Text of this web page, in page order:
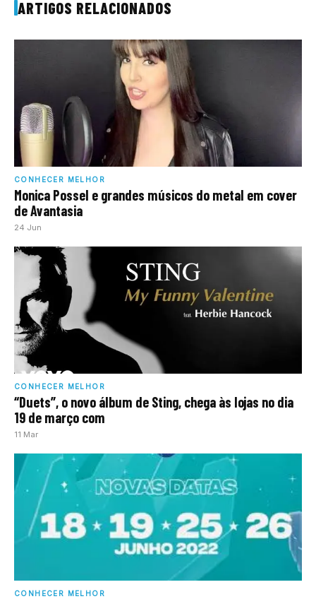
ARTIGOS RELACIONADOS
CONHECER MELHOR
Monica Possel e grandes músicos do metal em cover
de Avantasia
24 Jun
CONHECER MELHOR
“Duets”, o novo álbum de Sting, chega às lojas no dia
19 de março com
11 Mar
CONHECER MELHOR